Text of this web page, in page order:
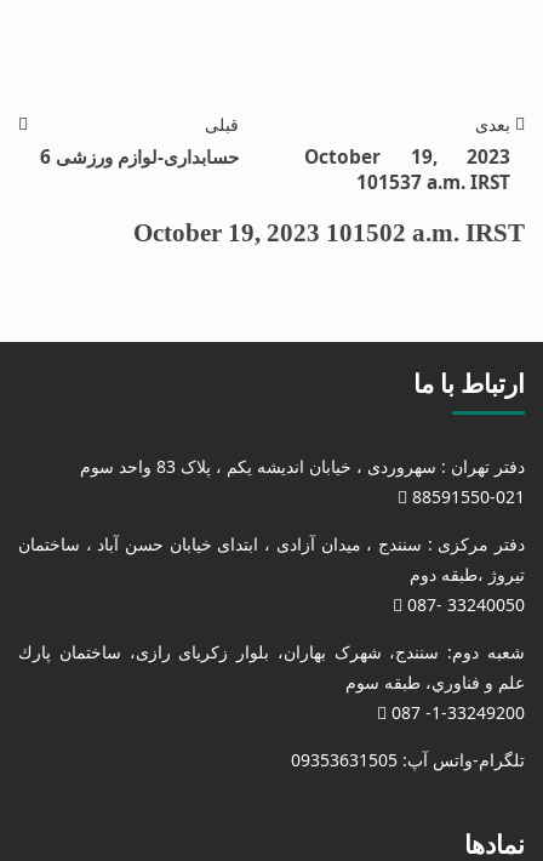
قبلی
حسابداری-لوازم ورزشی 6
بعدی
October 19, 2023
101537 a.m. IRST
October 19, 2023 101502 a.m. IRST
ارتباط با ما
دفتر تهران : سهروردی ، خیابان اندیشه یکم ، پلاک 83 واحد سوم
88591550-021
دفتر مرکزی : سنندج ، میدان آزادی ، ابتدای خیابان حسن آباد ، ساختمان
تیروژ ،طبقه دوم
33240050 -087
شعبه دوم: سنندج، شهرک بهاران، بلوار زکریای رازی، ساختمان پارك
علم و فناوري، طبقه سوم
1-33249200- 087
تلگرام-واتس آپ: 09353631505
نمادها